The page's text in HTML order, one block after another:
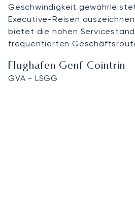
Geschwindigkeit
Executive-Reisen
bietet die hohen
frequentierten
Flughafen Genf Cointrin
GVA - LSGG